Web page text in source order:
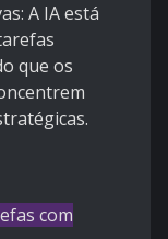
A IA está
que os
com